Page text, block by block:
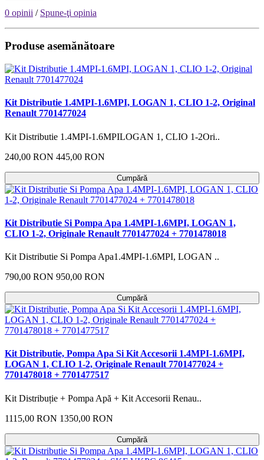
0 opinii / Spune-ţi opinia
Produse asemănătoare
Kit Distributie 1.4MPI-1.6MPI, LOGAN 1, CLIO 1-2, Original
Renault 7701477024
Kit Distributie 1.4MPI-1.6MPILOGAN 1, CLIO 1-2Ori..
240,00 RON 445,00 RON
Cumpără
Kit Distributie Si Pompa Apa 1.4MPI-1.6MPI, LOGAN 1,
CLIO 1-2, Originale Renault 7701477024 + 7701478018
Kit Distributie Si Pompa Apa1.4MPI-1.6MPI, LOGAN ..
790,00 RON 950,00 RON
Cumpără
Kit Distributie, Pompa Apa Si Kit Accesorii 1.4MPI-1.6MPI,
LOGAN 1, CLIO 1-2, Originale Renault 7701477024 +
7701478018 + 7701477517
Kit Distribuție + Pompa Apă + Kit Accesorii Renau..
1115,00 RON 1350,00 RON
Cumpără